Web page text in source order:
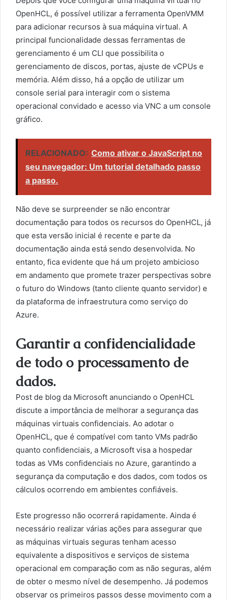
OpenHCL, é possível utilizar a ferramenta OpenVMM
para adicionar recursos à sua máquina virtual. A
principal funcionalidade dessas ferramentas de
gerenciamento é um CLI que possibilita o
gerenciamento de discos, portas, ajuste de vCPUs e
memória. Além disso, há a opção de utilizar um
console serial para interagir com o sistema
operacional convidado e acesso via VNC a um console
gráfico.
RELACIONADO: Como ativar o JavaScript no
seu navegador: Um tutorial detalhado passo
a passo.
Não deve se surpreender se não encontrar
documentação para todos os recursos do OpenHCL, já
que esta versão inicial é recente e parte da
documentação ainda está sendo desenvolvida. No
entanto, fica evidente que há um projeto ambicioso
em andamento que promete trazer perspectivas sobre
o futuro do Windows (tanto cliente quanto servidor) e
da plataforma de infraestrutura como serviço do
Azure.
Garantir a confidencialidade
de todo o processamento de
dados.
Post de blog da Microsoft anunciando o OpenHCL
discute a importância de melhorar a segurança das
máquinas virtuais confidenciais. Ao adotar o
OpenHCL, que é compatível com tanto VMs padrão
quanto confidenciais, a Microsoft visa a hospedar
todas as VMs confidenciais no Azure, garantindo a
segurança da computação e dos dados, com todos os
cálculos ocorrendo em ambientes confiáveis.
Este progresso não ocorrerá rapidamente. Ainda é
necessário realizar várias ações para assegurar que
as máquinas virtuais seguras tenham acesso
equivalente a dispositivos e serviços de sistema
operacional em comparação com as não seguras, além
de obter o mesmo nível de desempenho. Já podemos
observar os primeiros passos desse movimento com a